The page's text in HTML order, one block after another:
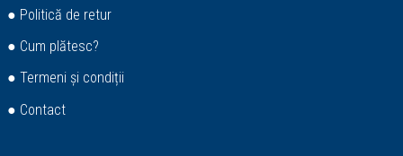
● Politică de retur
● Cum plătesc?
● Termeni și condiții
● Contact